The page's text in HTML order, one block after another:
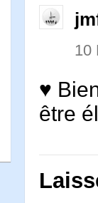
10
♥
être